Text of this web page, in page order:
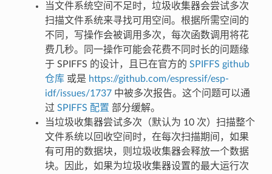
当文件系统空间不足时，垃圾收集器会尝试多次
扫描文件系统来寻找可用空间。根据所需空间的
不同，写操作会被调用多次，每次函数调用将花
费几秒。同一操作可能会花费不同时长的问题缘
于 SPIFFS 的设计，且已在官方的 SPIFFS github
仓库或是 https://github.com/espressif/esp-
idf/issues/1737中被多次报告。这个问题可以通
过 SPIFFS 配置 部分缓解。
当垃圾收集器尝试多次（默认为 10 次）扫描整个
文件系统以回收空间时，在每次扫描期间，如果
有可用的数据块，则垃圾收集器会释放一个数据
块。因此，如果为垃圾收集器设置的最大运行次